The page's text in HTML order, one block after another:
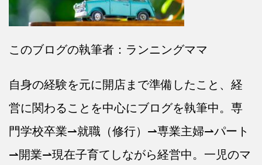
このブログの執筆者：ランニングママ
自身の経験を元に開店まで準備したこと、経
営に関わることを中心にブログを執筆中。専
門学校卒業⇀就職（修行）⇀専業主婦⇀パート
⇀開業⇀現在子育てしながら経営中。一児のマ